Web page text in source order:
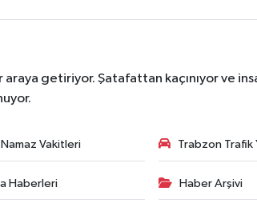
getiriyor. Şatafattan kaçınıyor ve
Vakitleri Trabzon Trafik
Haberleri Haber Arşivi